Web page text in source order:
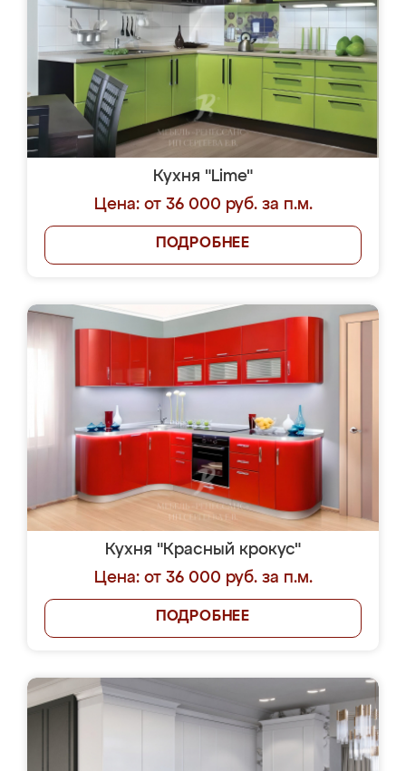
Кухня "Lime"
Цена: от 36 000 руб. за п.м.
ПОДРОБНЕЕ
Кухня "Красный крокус"
Цена: от 36 000 руб. за п.м.
ПОДРОБНЕЕ